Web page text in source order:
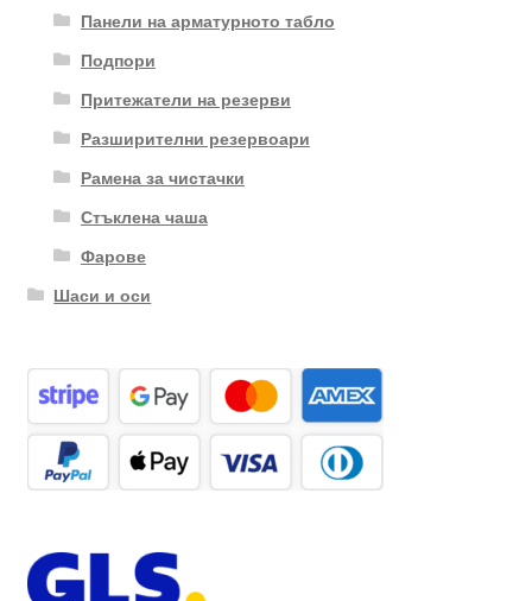
Панели на арматурното табло
Подпори
Притежатели на резерви
Разширителни резервоари
Рамена за чистачки
Стъклена чаша
Фарове
Шаси и оси